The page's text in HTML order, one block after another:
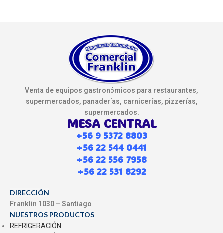
Venta de equipos gastronómicos para restaurantes,
supermercados, panaderías, carnicerías, pizzerías,
supermercados.
MESA CENTRAL
+56 9 5372 8803
+56 22 544 0441
+56 22 556 7958
+56 22 531 8292
DIRECCIÓN
Franklin 1030 – Santiago
NUESTROS PRODUCTOS
REFRIGERACIÓN